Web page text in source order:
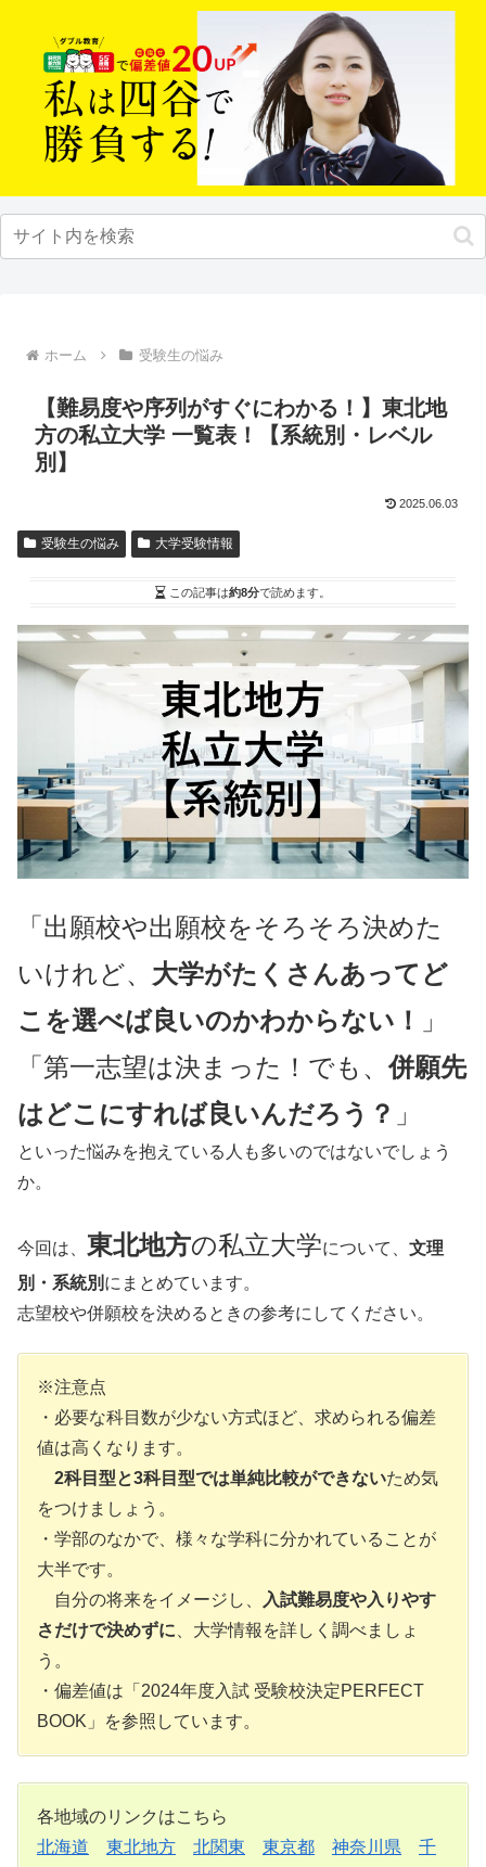
ホーム 受験生の悩み
【難易度や序列がすぐにわかる！】東北地
方の私立大学 一覧表！【系統別・レベル
別】
2025.06.03
受験生の悩み 大学受験情報
この記事は約8分で読めます。
「出願校や出願校をそろそろ決めた
いけれど、 大学がたくさんあってど
こを選べば良いのかわからない！
」
「第一志望は決まった！でも、併願先
はどこにすれば良いんだろう？ 」
といった悩みを抱えている人も多いのではないでしょう
か。
今回は、 東北地方の私立大学について、 文理
別・系統別 にまとめています。
志望校や併願校を決めるときの参考にしてください。
※注意点
・必要な科目数が少ない方式ほど、求められる偏差
値は高くなります。
2科目型と3科目型では単純比較ができないため気
をつけましょう。
・学部のなかで、様々な学科に分かれていることが
大半です。
自分の将来をイメージし、
入試難易度や入りやす
さだけで決めずに 、大学情報を詳しく調べましょ
う。
・偏差値は「2024年度入試 受験校決定PERFECT
BOOK」を参照しています。
各地域のリンクはこちら
北海道
東北地方 北関東 東京都 神奈川県
千